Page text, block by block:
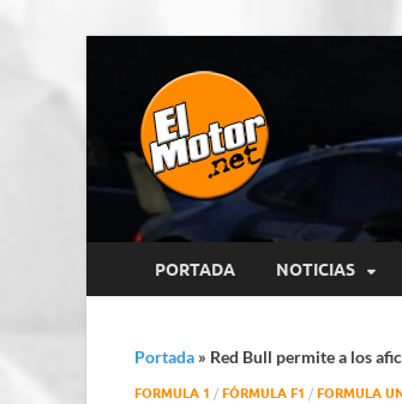
El
PORTADA NOTICIAS
Portada » Red Bull permite a los
FORMULA 1 / FÓRMULA F1 / FORMULA